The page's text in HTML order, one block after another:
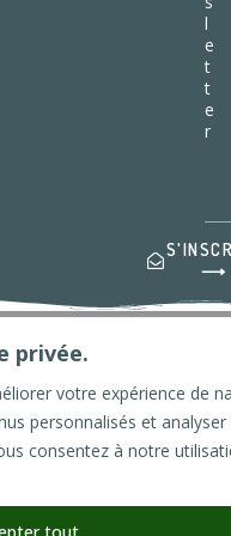
privée.
votre expérience de
personnalisés et
consentez à notre
tout
l
e
t
t
e
r
⟶
A
e
r
n
t
d'Articles de Pêche